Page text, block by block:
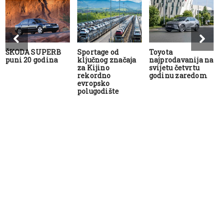
ŠKODA SUPERB
puni 20 godina
Sportage od
ključnog značaja
za Kijino
rekordno
evropsko
polugodište
Toyota
najprodavanija na
svijetu četvrtu
godinu zaredom